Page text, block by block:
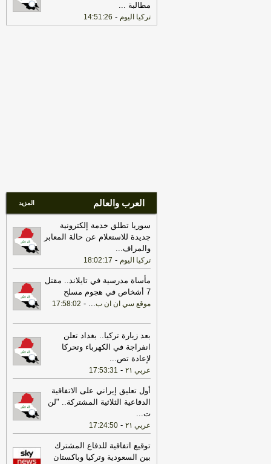
17:17
الكاز وصل ألف دينار في
الرمادي.. طابور المركبات يظهر فجراً
مطالبة ...
تركيا اليوم -
14:51:26
العرب والعالم المزيد
سوريا تطلق خدمة إلكترونية
جديدة للاستعلام عن حالة المعابر
والمراف...
تركيا اليوم -
18:02:17
مأساة مدرسية في تايلاند.. مقتل
7 أشخاص في هجوم مسلح
موقع سي ان ان ب...
-
17:58:02
بعد زيارة تركيا.. بغداد تعلن
انفراجة في الكهرباء وتحركا
لإعادة تص...
عربي ٢١ -
17:53:31
أول تعليق إيراني على الاتفاقية
الدفاعية الثلاثية المشتركة.. "لن
ت...
عربي ٢١ -
17:24:50
توقيع اتفاقية للدفاع المشترك
بين السعودية وتركيا وباكستان